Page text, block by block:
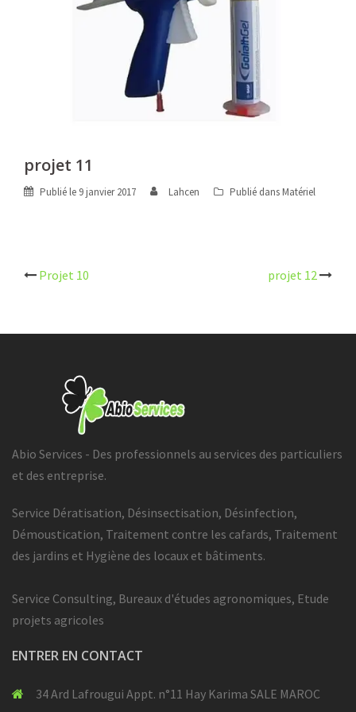
projet 11
Publié le 9 janvier 2017 Lahcen Publié dans Matériel
Navigation
Projet 10 projet 12
Abio Services - Des professionnels au services des particuliers
et des entreprise.
Service Dératisation, Désinsectisation, Désinfection,
Démoustication, Traitement contre les cafards, Traitement
des jardins et Hygiène des locaux et bâtiments.
Service Consulting, Bureaux d'études agronomiques, Etude
projets agricoles
ENTRER EN CONTACT
34 Ard Lafrougui Appt. n°11 Hay Karima SALE MAROC